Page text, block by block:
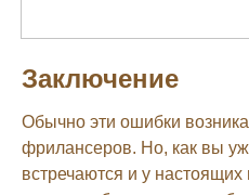
Заключение
Обычно эти ошибки
фрилансеров. Но, как вы
встречаются и у